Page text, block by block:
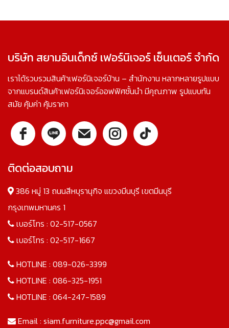
บริษัท สยามอินเด็กซ์ เฟอร์นิเจอร์ เซ็นเตอร์ จำกัด
เราได้รวบรวมสินค้าเฟอร์นิเจอร์บ้าน – สำนักงาน หลากหลายรูปแบบ
จากแบรนด์สินค้าเฟอร์นิเจอร์ออฟฟิศชั้นนำ มีคุณภาพ รูปแบบทัน
สมัย คุ้มค่า คุ้มราคา
ติดต่อสอบถาม
386 หมู่ 13 ถนนสีหบุรานุกิจ แขวงมีนบุรี เขตมีนบุรี
กรุงเทพมหานคร 1
เบอร์โทร : 02-517-0567
เบอร์โทร : 02-517-1667
HOTLINE : 089-026-3399
HOTLINE : 086-325-1951
HOTLINE : 064-247-1589
Email : siam.furniture.ppc@gmail.com